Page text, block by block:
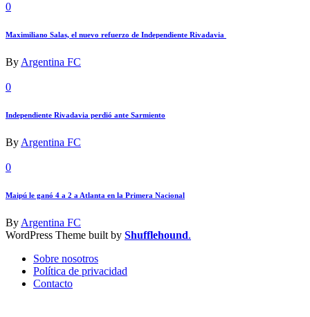
0
Maximiliano Salas, el nuevo refuerzo de Independiente Rivadavia
By Argentina FC
0
Independiente Rivadavia perdió ante Sarmiento
By Argentina FC
0
Maipú le ganó 4 a 2 a Atlanta en la Primera Nacional
By Argentina FC
WordPress Theme built by Shufflehound.
Sobre nosotros
Política de privacidad
Contacto